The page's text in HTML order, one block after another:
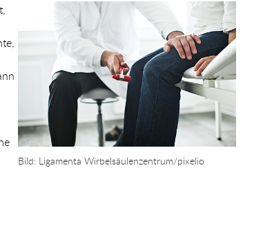
Show larger version for:
Bild: Ligamenta Wirbelsäulenzentrum/pixelio